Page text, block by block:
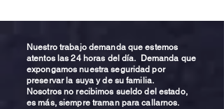
Nuestro trabajo demanda que estemos
atentos las 24 horas del día. Demanda que
expongamos nuestra seguridad por
preservar la suya y de su familia.
Nosotros no recibimos sueldo del estado,
es más, siempre traman para callarnos.